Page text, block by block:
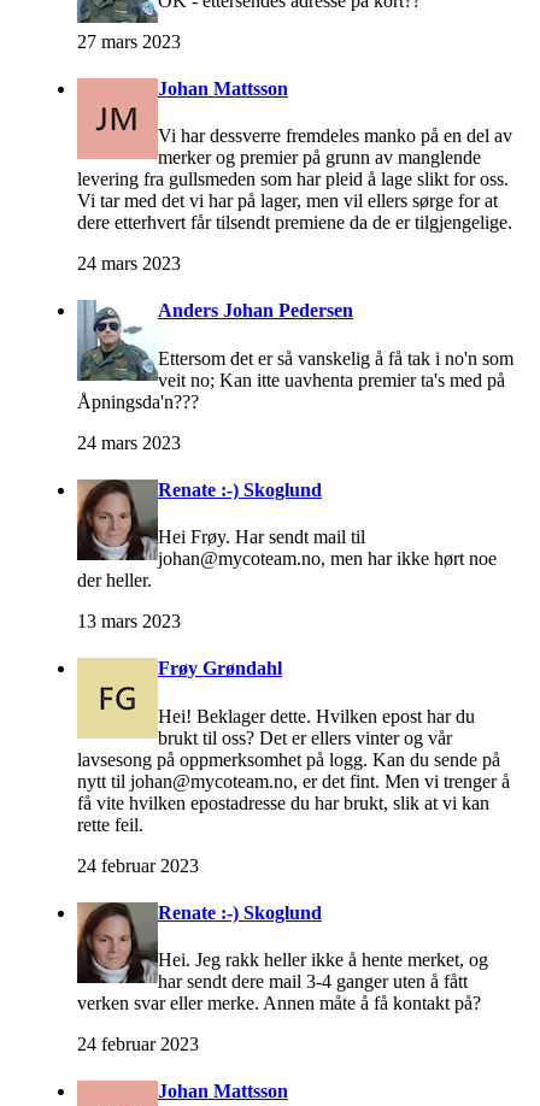
27 mars 2023
Johan Mattsson
Vi har dessverre fremdeles manko på en del av
merker og premier på grunn av manglende
levering fra gullsmeden som har pleid å lage slikt for oss.
Vi tar med det vi har på lager, men vil ellers sørge for at
dere etterhvert får tilsendt premiene da de er tilgjengelige.
24 mars 2023
Anders Johan Pedersen
Ettersom det er så vanskelig å få tak i no'n som
veit no; Kan itte uavhenta premier ta's med på
Åpningsda'n???
24 mars 2023
Renate :-) Skoglund
Hei Frøy. Har sendt mail til
johan@mycoteam.no, men har ikke hørt noe
der heller.
13 mars 2023
Frøy Grøndahl
Hei! Beklager dette. Hvilken epost har du
brukt til oss? Det er ellers vinter og vår
lavsesong på oppmerksomhet på logg. Kan du sende på
nytt til johan@mycoteam.no, er det fint. Men vi trenger å
få vite hvilken epostadresse du har brukt, slik at vi kan
rette feil.
24 februar 2023
Renate :-) Skoglund
Hei. Jeg rakk heller ikke å hente merket, og
har sendt dere mail 3-4 ganger uten å fått
verken svar eller merke. Annen måte å få kontakt på?
24 februar 2023
Johan Mattsson